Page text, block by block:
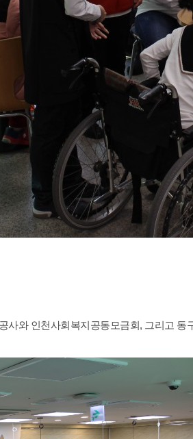
사와 인천사회복지공동모금회, 그리고